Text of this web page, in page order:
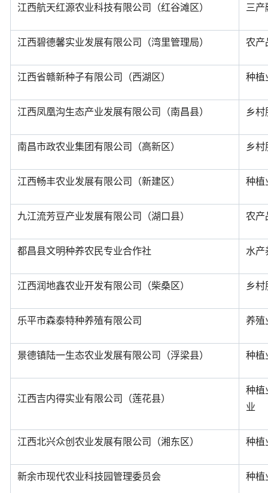
江西航天红源农业科技有限公司（红谷滩区） 三产
江西碧德馨实业发展有限公司（湾里管理局） 农产
江西省赣新种子有限公司（西湖区） 种植
江西凤凰沟生态产业发展有限公司（南昌县） 乡
南昌市政农业集团有限公司（高新区） 乡
江西畅丰农业发展有限公司（新建区） 种植
九江流芳豆产业发展有限公司（湖口县） 农产
都昌县文明种养农民专业合作社 水产
江西润地鑫农业开发有限公司（柴桑区） 乡
乐平市森泰特种养殖有限公司 养殖
景德镇陆一生态农业发展有限公司（浮梁县） 种植
江西吉内得实业有限公司（莲花县）
种植
业
江西北兴众创农业发展有限公司（湘东区） 种植
新余市现代农业科技园管理委员会 种植